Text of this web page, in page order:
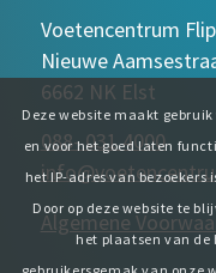
Voetencentrum
Nieuwe
6662 NK Elst
088- 031 4000
Algemene
Deze website maakt
en voor het goed laten
het IP-adres van
Door op deze website te
het plaatsen van de